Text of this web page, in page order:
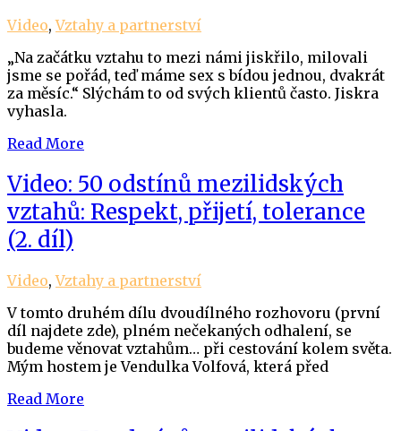
Video,Vztahy a partnerství
„Na začátku vztahu to mezi námi jiskřilo, milovali
jsme se pořád, teď máme sex s bídou jednou, dvakrát
za měsíc.“ Slýchám to od svých klientů často. Jiskra
vyhasla.
Read More
Video: 50 odstínů mezilidských
vztahů: Respekt, přijetí, tolerance
(2. díl)
Video,Vztahy a partnerství
V tomto druhém dílu dvoudílného rozhovoru (první
díl najdete zde), plném nečekaných odhalení, se
budeme věnovat vztahům… při cestování kolem světa.
Mým hostem je Vendulka Volfová, která před
Read More